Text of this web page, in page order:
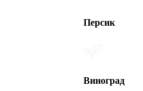
Виноград